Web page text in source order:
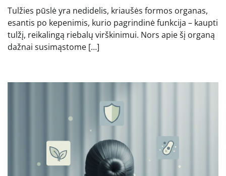
Tulžies pūslė yra nedidelis, kriaušės formos organas,
esantis po kepenimis, kurio pagrindinė funkcija – kaupti
tulžį, reikalingą riebalų virškinimui. Nors apie šį organą
dažnai susimąstome […]